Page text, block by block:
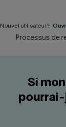
contenu
Nouvel utilisateur?
Processus de
Si